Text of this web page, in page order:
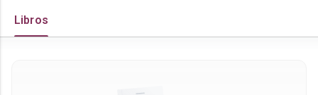
Libros